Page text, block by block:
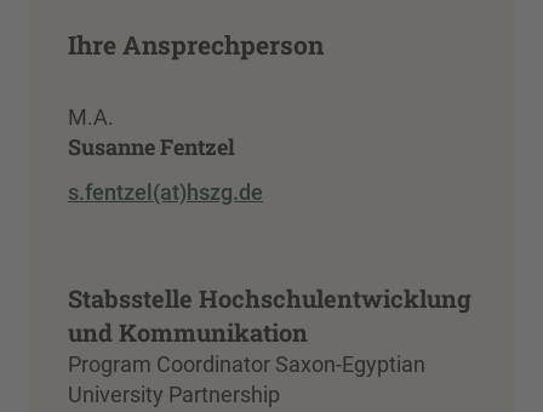
Ihre Ansprechperson
M.A.
Susanne Fentzel
s.fentzel(at)hszg.de
Stabsstelle Hochschulentwicklung
und Kommunikation
Program Coordinator Saxon-Egyptian
University Partnership